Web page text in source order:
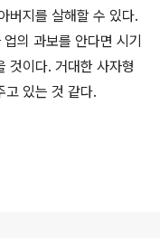
버지를 살해할 수 있다.
의 과보를 안다면 시기
것이다. 거대한 사자형
고 있는 것 같다.